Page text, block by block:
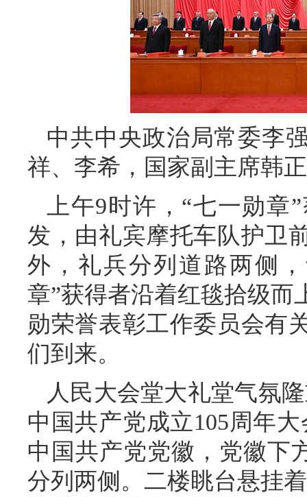
中共中央政治局常委李
祥、李希，国家副主席韩
上午9时许，“七一勋
发，由礼宾摩托车队护卫
外，礼兵分列道路两侧
章”获得者沿着红毯拾级而
勋荣誉表彰工作委员会有
们到来。
人民大会堂大礼堂气氛
中国共产党成立105周年
中国共产党党徽，党徽下
分列两侧。二楼眺台悬挂